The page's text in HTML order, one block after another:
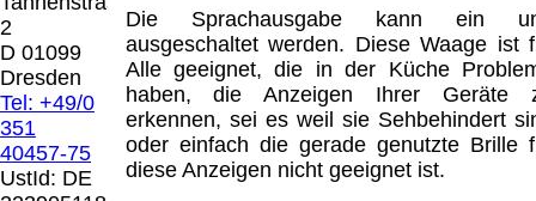
2
D 01099
Dresden
Tel: +49/0
351
40457-75
UstId: DE
Die Sprachausgabe kann ein
ausgeschaltet werden. Diese Waage ist
Alle geeignet, die in der Küche
haben, die Anzeigen Ihrer Geräte
erkennen, sei es weil sie Sehbehindert
oder einfach die gerade genutzte Brille
diese Anzeigen nicht geeignet ist.
Die in diesem Dokument genannten
Warenzeichen sind Eigentum der jeweiligen
Firmen. Preisänderungen, Irrtümer und
technische Änderungen vorbehalten.
letzte Änderung: 13. Juli 2026 Blinden
Hilfsmittel Vertrieb Dresden,